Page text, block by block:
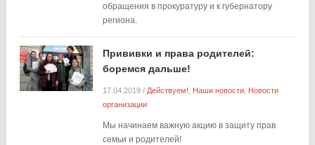
обращения в прокуратуру и к губернатору
региона.
Прививки и права родителей:
боремся дальше!
17.04.2019/ Действуем! Наши новости, Новости
организации
Мы начинаем важную акцию в защиту прав
семьи и родителей!